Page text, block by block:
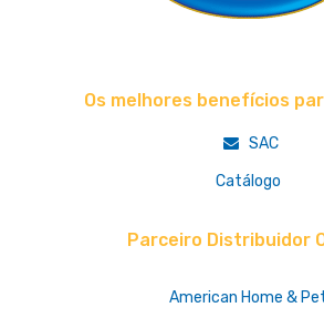
Os melhores benefícios
SAC
Catálogo
Parceiro Distribuidor
American Home &